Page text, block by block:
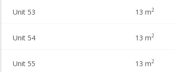
Unit 53 13 m2
Unit 54 13 m2
Unit 55 13 m2